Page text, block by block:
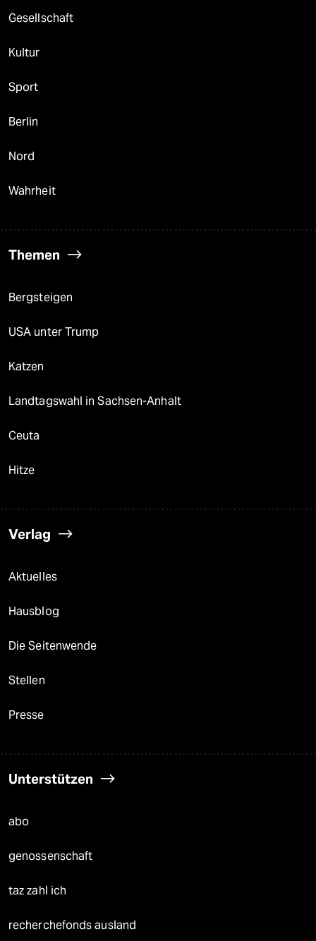
Gesellschaft
Kultur
Sport
Berlin
Nord
Wahrheit
Themen
Bergsteigen
USA unter Trump
Katzen
Landtagswahl in Sachsen-Anhalt
Ceuta
Hitze
Verlag
Aktuelles
Hausblog
Die Seitenwende
Stellen
Presse
Unterstützen
abo
genossenschaft
taz zahl ich
recherchefonds ausland